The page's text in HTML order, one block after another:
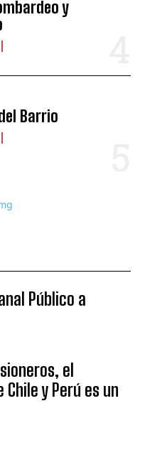
y
Barrio
Público a
el
y Perú es un